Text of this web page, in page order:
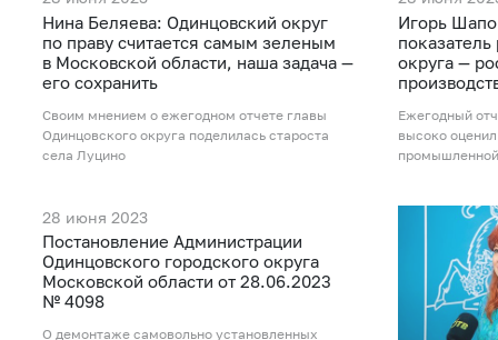
Нина Беляева: Одинцовский округ
по праву считается самым зеленым
в Московской области, наша задача —
его сохранить
Своим мнением о ежегодном отчете главы
Одинцовского округа поделилась староста
села Луцино
Игорь
округа —
Ежегодный
высоко
28 июня 2023
Постановление Администрации
Одинцовского городского округа
Московской области от 28.06.2023
№ 4098
О демонтаже самовольно установленных